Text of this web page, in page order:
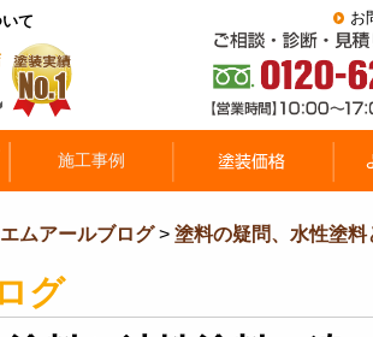
て お
エムアールブログ> 塗料の疑問、水性塗
グ